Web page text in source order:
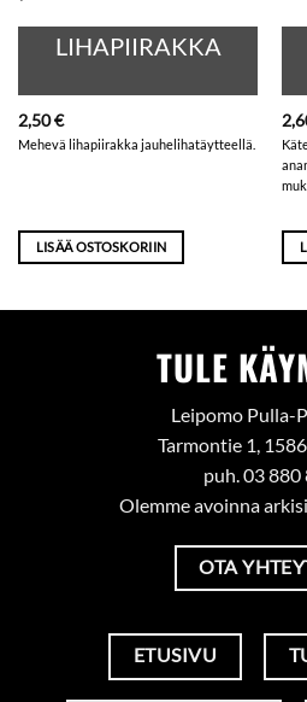
LIHAPIIRAKKA
2,50€
Mehevä lihapiirakka jauhelihatäytteellä.
LISÄÄ OSTOSKORIIN
TULE
Leipomo Pulla-
Tarmontie 1,
puh. 03 880
Olemme avoinna
OTA
ETUSIVU